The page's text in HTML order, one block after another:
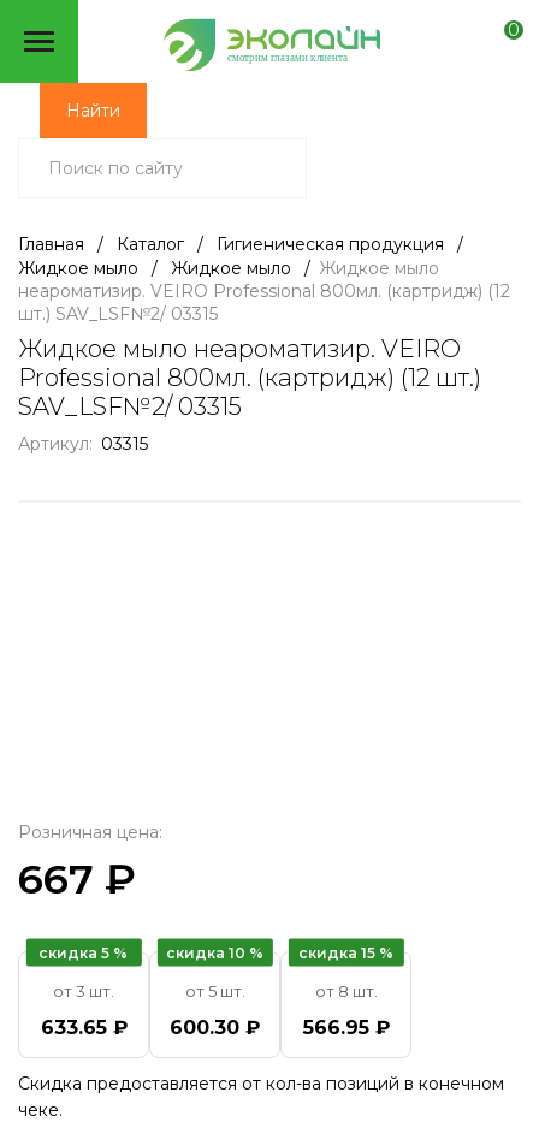
смотрим глазами клиента
0
Найти
Главная / Каталог / Гигиеническая продукция
/
Жидкое мыло
/ Жидкое мыло / Жидкое мыло
неароматизир. VEIRO Professional 800мл. (картридж) (12
шт.) SAV_LSF№2/ 03315
Жидкое мыло неароматизир. VEIRO
Professional 800мл. (картридж) (12 шт.)
SAV_LSF№2/ 03315
Артикул: 03315
Розничная цена:
667 ₽
скидка 5 %
от 3 шт.
633.65 ₽
скидка 10 %
от 5 шт.
600.30 ₽
скидка 15 %
от 8 шт.
566.95 ₽
Скидка предоставляется от кол-ва позиций в конечном
чеке.